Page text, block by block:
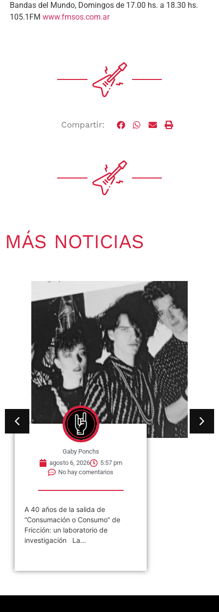
Bandas del Mundo, Domingos de 17.00 hs. a 18.30 hs.
105.1FM www.fmsos.com.ar
Compartir:
MÁS NOTICIAS
Gaby Ponchs
agosto 6, 2026
5:57 pm
No hay comentarios
A 40 años de la salida de
“Consumación o Consumo” de
Fricción: un laboratorio de
investigación La...